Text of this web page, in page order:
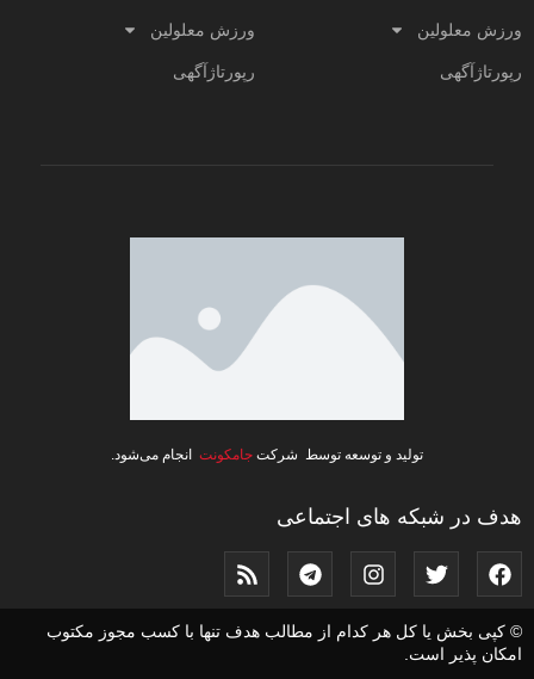
ورزش معلولین
رپورتاژآگهی
ورزش معلولین
رپورتاژآگهی
تولید و توسعه توسط شرکت جامکونت انجام می‌شود.
هدف در شبکه های اجتماعی
© کپی بخش یا کل هر کدام از مطالب هدف تنها با کسب مجوز مکتوب
امکان پذیر است.